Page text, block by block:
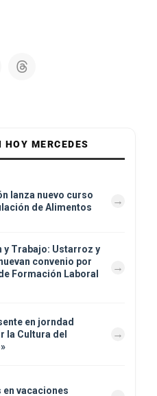
HOY MERCEDES
lanza nuevo curso
de Alimentos
y Trabajo: Ustarroz y
convenio por
Formación Laboral
en jorndad
la Cultura del
en vacaciones